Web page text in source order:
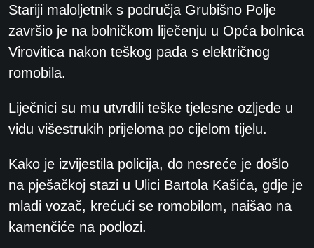
Stariji maloljetnik s područja Grubišno Polje
završio je na bolničkom liječenju u Opća bolnica
Virovitica nakon teškog pada s električnog
romobila.
Liječnici su mu utvrdili teške tjelesne ozljede u
vidu višestrukih prijeloma po cijelom tijelu.
Kako je izvijestila policija, do nesreće je došlo
na pješačkoj stazi u Ulici Bartola Kašića, gdje je
mladi vozač, krećući se romobilom, naišao na
kamenčiće na podlozi.